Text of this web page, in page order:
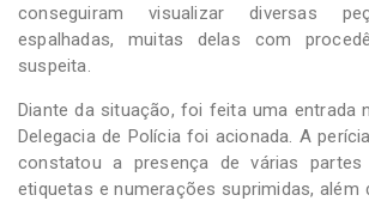
conseguiram visualizar diversas
espalhadas, muitas delas com
suspeita.
Diante da situação, foi feita uma entrada
Delegacia de Polícia foi acionada. A
constatou a presença de várias
etiquetas e numerações suprimidas, além